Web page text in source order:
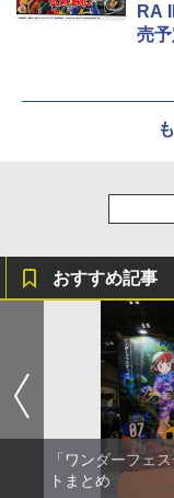
RA
売
おすすめ記事
「ワンダーフェ
トまとめ